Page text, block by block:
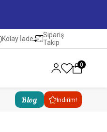
Kolay İade
Sipariş
Takip
0
Blog İndirim!